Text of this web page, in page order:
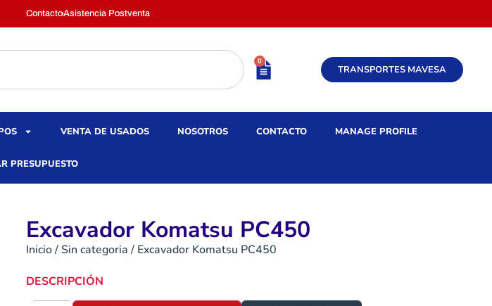
ContactoAsistencia Postventa
0
TRANSPORTES MAVESA
VENTA DE USADOS NOSOTROS CONTACTO MANAGE PROFILE
PRESUPUESTO
Excavador Komatsu PC450
Inicio/Sin categoria / Excavador Komatsu PC450
DESCRIPCIÓN